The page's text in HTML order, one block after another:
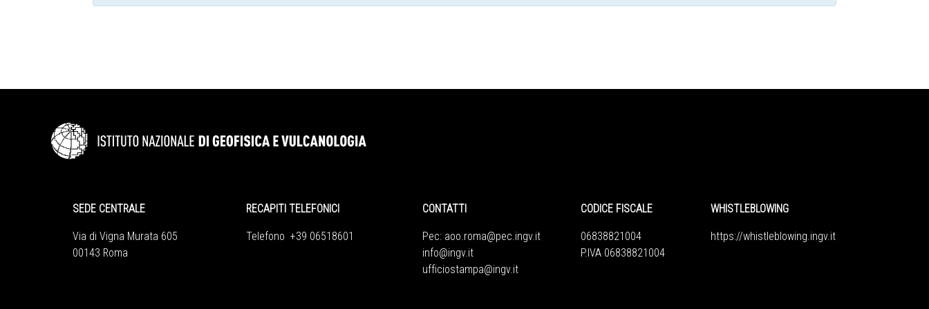
SEDE CENTRALE
Via di Vigna Murata 605
00143 Roma
RECAPITI TELEFONICI
Telefono +39 06518601
CONTATTI
Pec: aoo.roma@pec.ingv.it
info@ingv.it
ufficiostampa@ingv.it
CODICE FISCALE
06838821004
P.IVA 06838821004
WHISTLEBLOWING
https://whistleblowing.ingv. it